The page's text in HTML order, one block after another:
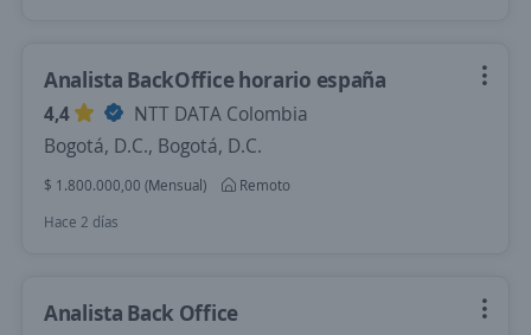
Analista BackOffice horario españa
4,4
NTT DATA Colombia
Bogotá, D.C., Bogotá, D.C.
$ 1.800.000,00 (Mensual)
Remoto
Hace 2 días
Analista Back Office